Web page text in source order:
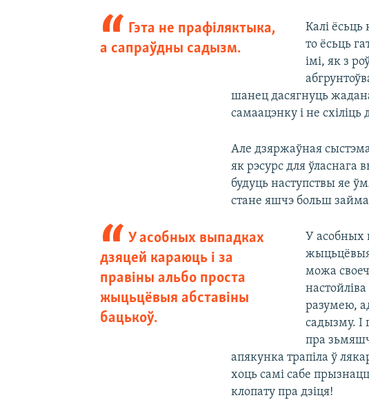
Гэта не прафіляктыка,
а сапраўдны садызм.
Калі
то ёсьць
імі, як з
шанец дасягнуць
самаацэнку і не схіліць
Але дзяржаўная
як рэсурс для ўласнага
будуць наступствы яе
стане яшчэ больш
У асобных выпадках
дзяцей караюць і за
правіны альбо проста
жыцьцёвыя абставіны
бацькоў.
У асобных
жыцьцёвыя
можа
разумею,
садызму. І
пра
апякунка трапіла ў
хоць самі сабе
клопату пра дзіця!